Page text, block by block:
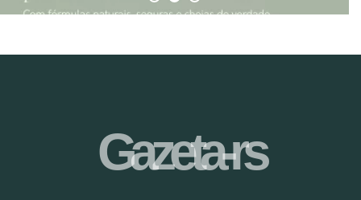
Gazeta-rs